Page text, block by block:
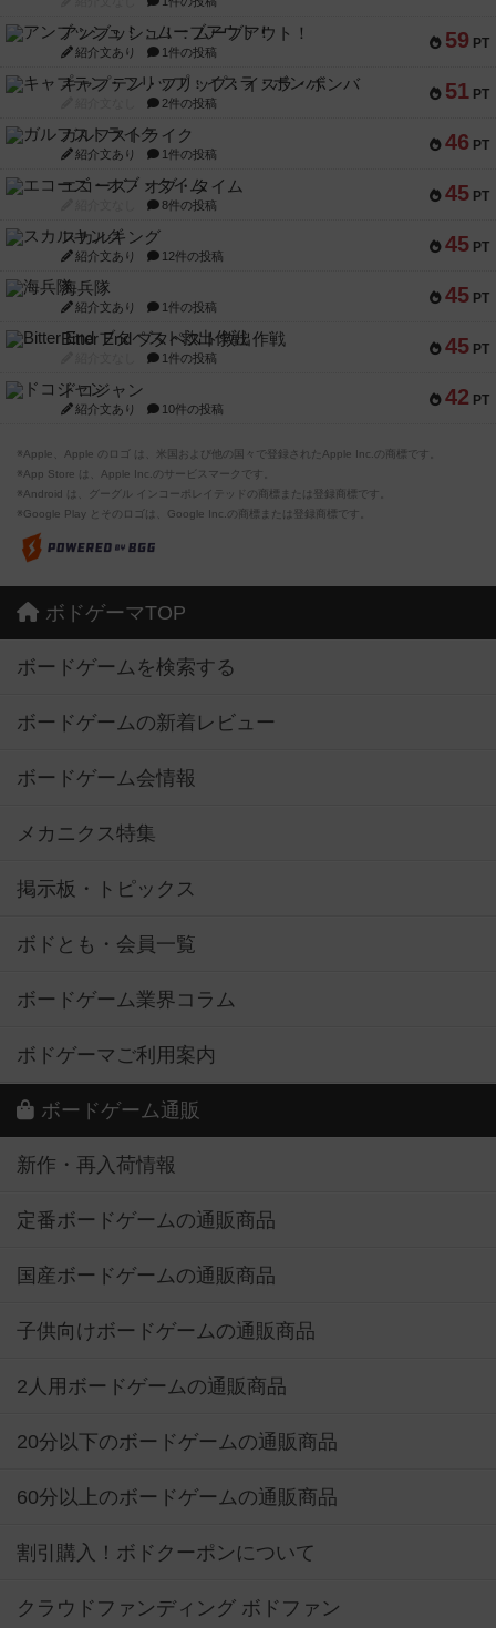
59 PT
アンブッシュ！：ムーブアウト！
紹介文あり 1件の投稿
51 PT
キャプテン・フリップ：イスラ・ボンバ
2件の投稿
46 PT
ガルフストライク
紹介文あり 1件の投稿
45 PT
エコーズ・オブ・タイム
8件の投稿
45 PT
スカルキング
紹介文あり 12件の投稿
45 PT
海兵隊
紹介文あり 1件の投稿
45 PT
Bitter End ブタペスト救出作戦
1件の投稿
42 PT
ドコジャン
紹介文あり 10件の投稿
※Apple、Apple のロゴ は、米国および他の国々で登録されたApple Inc.の商標です。
※App Store は、Apple Inc.のサービスマークです。
※Android は、グーグル インコーポレイテッドの商標または登録商標です。
※Google Play とそのロゴは、Google Inc.の商標または登録商標です。
ボドゲーマTOP
ボードゲームを検索する
ボードゲームの新着レビュー
ボードゲーム会情報
メカニクス特集
掲示板・トピックス
ボドとも・会員一覧
ボードゲーム業界コラム
ボドゲーマご利用案内
ボードゲーム通販
新作・再入荷情報
定番ボードゲームの通販商品
国産ボードゲームの通販商品
子供向けボードゲームの通販商品
2人用ボードゲームの通販商品
20分以下のボードゲームの通販商品
60分以上のボードゲームの通販商品
割引購入！ボドクーポンについて
クラウドファンディング ボドファン